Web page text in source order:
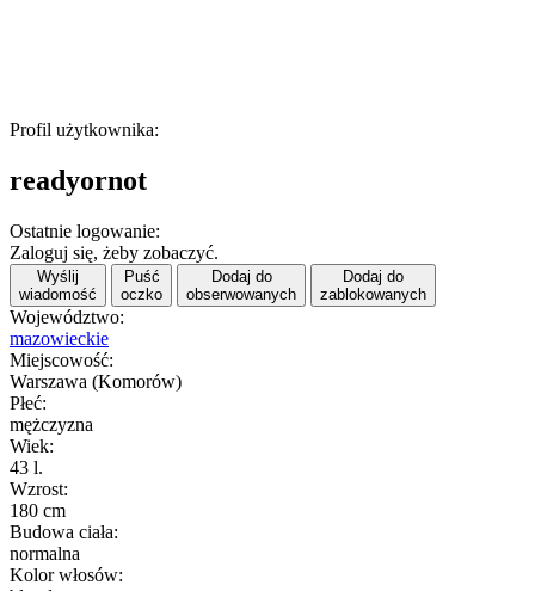
Profil użytkownika:
readyornot
Ostatnie logowanie:
Zaloguj się, żeby zobaczyć.
Wyślij
wiadomość
Puść
oczko
Dodaj do
obserwowanych
Dodaj do
zablokowanych
Województwo:
mazowieckie
Miejscowość:
Warszawa (Komorów)
Płeć:
mężczyzna
Wiek:
43 l.
Wzrost:
180 cm
Budowa ciała:
normalna
Kolor włosów: